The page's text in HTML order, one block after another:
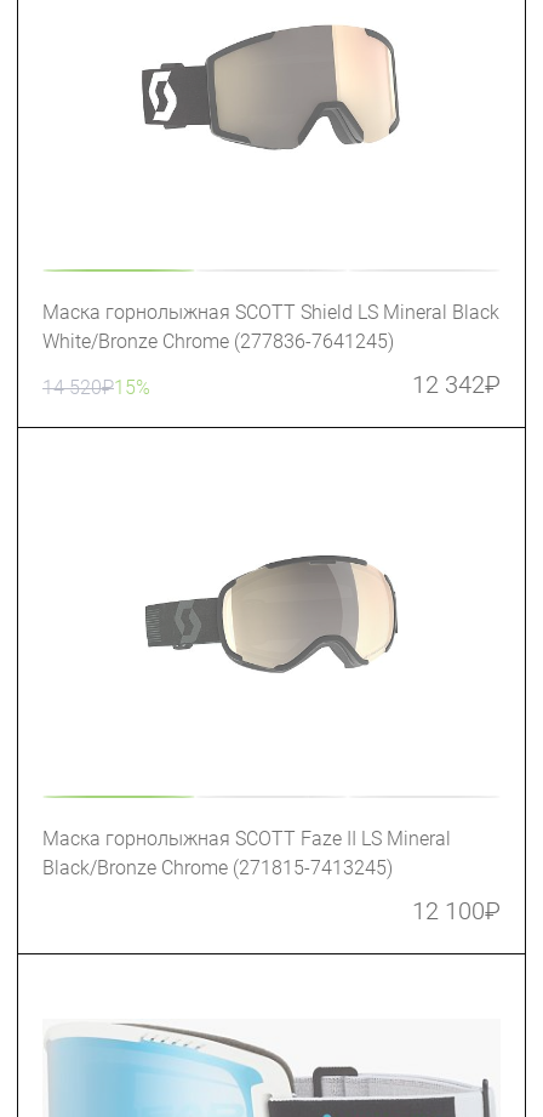
Маска горнолыжная SCOTT Shield LS Mineral Black
White/Bronze Chrome (277836-7641245)
14 520₽15% 12 342₽
Маска горнолыжная SCOTT Faze II LS Mineral
Black/Bronze Chrome (271815-7413245)
12 100₽